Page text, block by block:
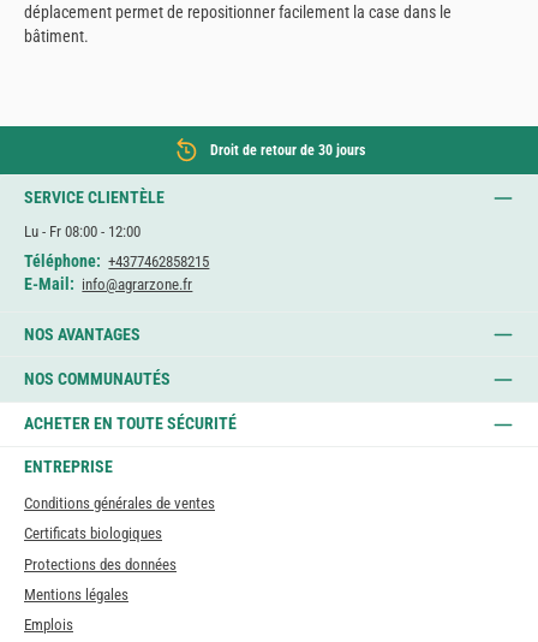
déplacement permet de repositionner facilement la case dans le
bâtiment.
Droit de retour de 30 jours
SERVICE CLIENTÈLE
Lu - Fr 08:00 - 12:00
Téléphone: +4377462858215
E-Mail: info@agrarzone.fr
NOS AVANTAGES
NOS COMMUNAUTÉS
ACHETER EN TOUTE SÉCURITÉ
ENTREPRISE
Conditions générales de ventes
Certificats biologiques
Protections des données
Mentions légales
Emplois